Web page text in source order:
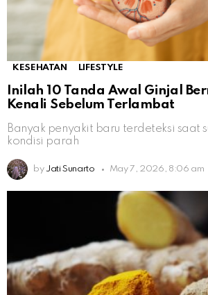
KESEHATAN LIFESTYLE
Inilah 10 Tanda Awal Ginjal
Kenali Sebelum Terlambat
Banyak penyakit baru terdeteksi saat
kondisi parah
by Jati Sunarto May 7, 2026, 8:06 am